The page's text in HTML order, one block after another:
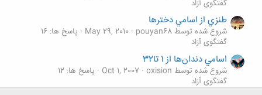
گفتگوی آزاد
طنزي از اسامي دخترها
شروع شده توسط pouyan68 May 29, 2010
پاسخ ها: 16
گفتگوی آزاد
اسامي دندان‌ها از 1 تا32
شروع شده توسط oxision Oct 1, 2007
پاسخ ها: 12
گفتگوی آزاد